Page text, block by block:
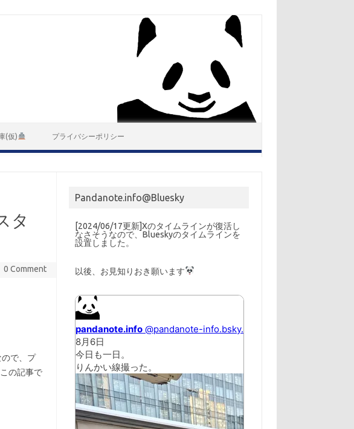
(仮) プライバシーポリシー
タ
0 Comment
で、プ
の記事で
Pandanote.info@Bluesky
[2024/06/17更新]Xのタイムラインが復活し
なさそうなので、Blueskyのタイムラインを
設置しました。
以後、お見知りおき願います